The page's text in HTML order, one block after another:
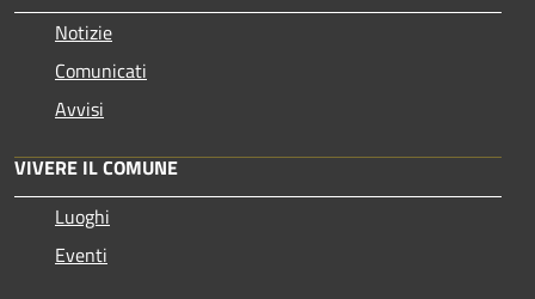
Notizie
Comunicati
Avvisi
VIVERE IL COMUNE
Luoghi
Eventi